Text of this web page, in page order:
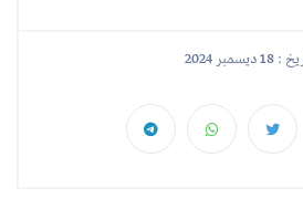
2024